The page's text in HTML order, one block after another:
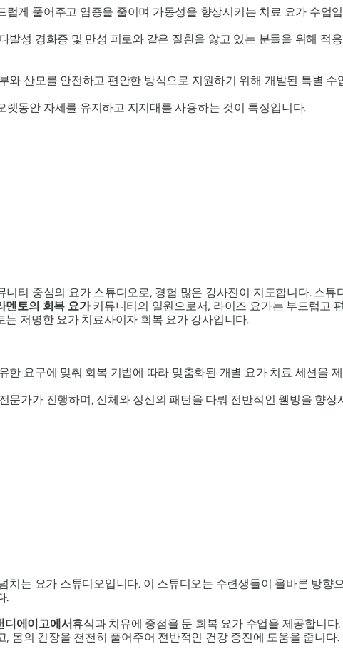
럽게 풀어주고 염증을 줄이며 가동성을 향상시키는 치료 요가 수업
발성 경화증 및 만성 피로와 같은 질환을 앓고 있는 분들을 위해 적
와 산모를 안전하고 편안한 방식으로 지원하기 위해 개발된 특별 수
랫동안 자세를 유지하고 지지대를 사용하는 것이 특징입니다.
티 중심의 요가 스튜디오로, 경험 많은 강사진이 지도합니다. 스
멘토의 회복 요가커뮤니티의 일원으로서, 라이즈 요가는 부드럽고
저명한 요가 치료사이자 회복 요가 강사입니다.
한 요구에 맞춰 회복 기법에 따라 맞춤화된 개별 요가 치료 세션을
문가가 진행하며, 신체와 정신의 패턴을 다뤄 전반적인 웰빙을 향상
치는 요가 스튜디오입니다. 이 스튜디오는 수련생들이 올바른 방향
.
디에이고에서휴식과 치유에 중점을 둔 회복 요가 수업을 제공합니
몸의 긴장을 천천히 풀어주어 전반적인 건강 증진에 도움을 줍니다.